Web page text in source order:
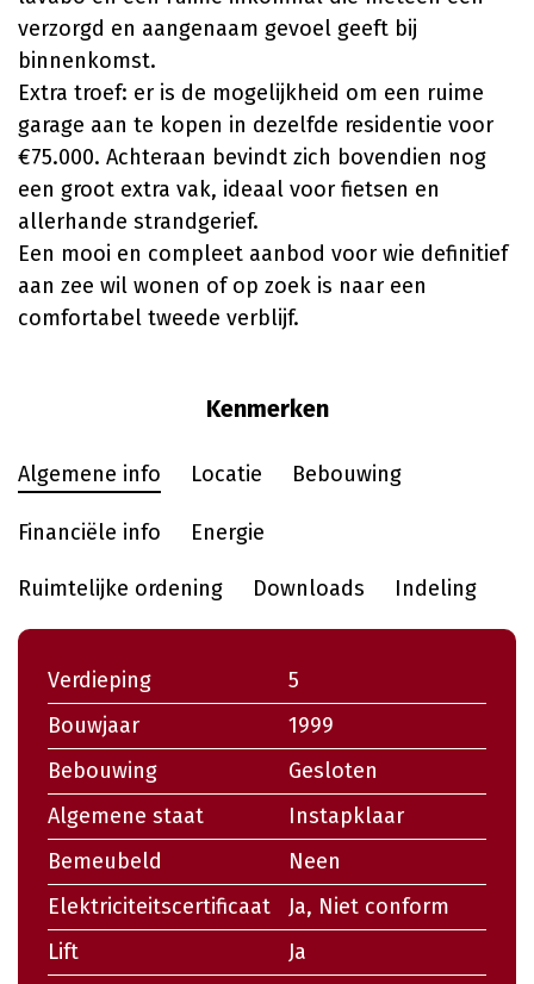
verzorgd en aangenaam gevoel geeft bij
binnenkomst.
Extra troef: er is de mogelijkheid om een ruime
garage aan te kopen in dezelfde residentie voor
€75.000. Achteraan bevindt zich bovendien nog
een groot extra vak, ideaal voor fietsen en
allerhande strandgerief.
Een mooi en compleet aanbod voor wie definitief
aan zee wil wonen of op zoek is naar een
comfortabel tweede verblijf.
Kenmerken
Algemene info Locatie Bebouwing
Financiële info Energie
Ruimtelijke ordening Downloads Indeling
Verdieping
5
Bouwjaar
1999
Bebouwing
Gesloten
Algemene staat
Instapklaar
Bemeubeld
Neen
Elektriciteitscertificaat
Ja, Niet conform
Lift
Ja